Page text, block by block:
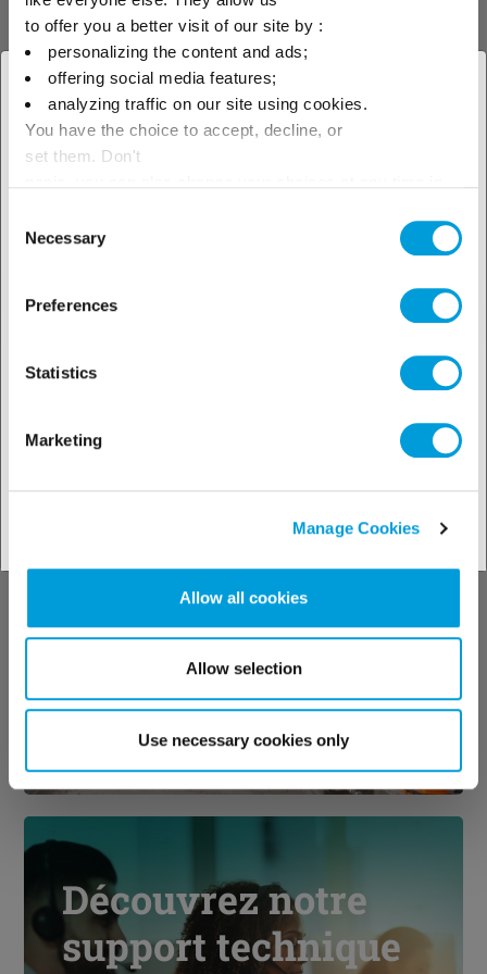
to offer you a better visit of our site by :
personalizing the content and ads;
offering social media features;
analyzing traffic on our site using cookies.
You have the choice to accept, decline, or
set them. Don't
Selection
Necessary
Preferences
Statistics
Marketing
Manage Cookies
Allow all cookies
Allow selection
Use necessary cookies only
× Fermer
Sélectionnez votre zone
R-1234ze Solstice® ze
Le Solstice® ze est un fluide
frigorigène fluoré de la famille
Nos solutions par
industries
Voir nos solutions
Découvrez notre
support technique